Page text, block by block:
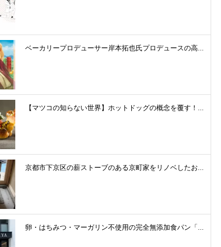
ベーカリープロデューサー岸本拓也氏プロデュースの高...
【マツコの知らない世界】ホットドッグの概念を覆す！...
京都市下京区の薪ストーブのある京町家をリノベしたお...
卵・はちみつ・マーガリン不使用の完全無添加食パン「...